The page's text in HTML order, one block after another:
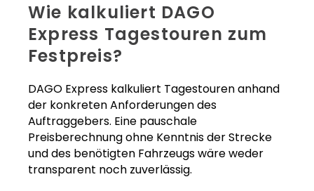
Wie kalkuliert DAGO
Express Tagestouren zum
Festpreis?
DAGO Express kalkuliert Tagestouren anhand
der konkreten Anforderungen des
Auftraggebers. Eine pauschale
Preisberechnung ohne Kenntnis der Strecke
und des benötigten Fahrzeugs wäre weder
transparent noch zuverlässig.